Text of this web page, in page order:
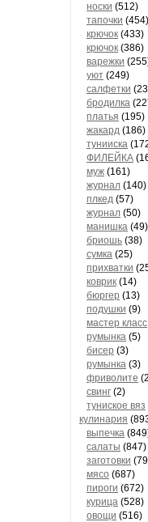
носки (512)
тапочки (454)
крючок (433)
крючок (386)
варежки
уют (249)
салфетки
бродилка
платья (195)
жакард (186)
тунииска
ФИЛЕЙКА
муж (161)
журнал (140)
плкед (57)
журнал (50)
манишка (49)
бриошь (38)
сумка (25)
прихватки
коврик (14)
бюргер (13)
подушки (9)
мастер класс
румынка (5)
бисер (3)
румынка (3)
фриволите
свинг (2)
туниское вяз
кулинария
выпечка
салаты (847)
заготовки
мясо (687)
пироги (672)
курица (528)
овощи (516)